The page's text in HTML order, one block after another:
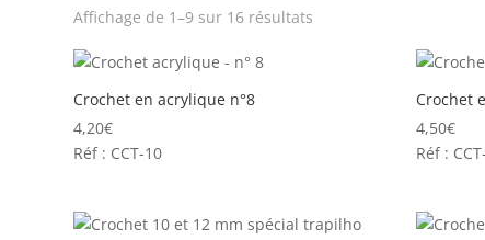
Affichage de 1–9 sur 16 résultats
Crochet en acrylique n°8
4,20€
Réf : CCT-10
Crochet
4,50€
Réf :